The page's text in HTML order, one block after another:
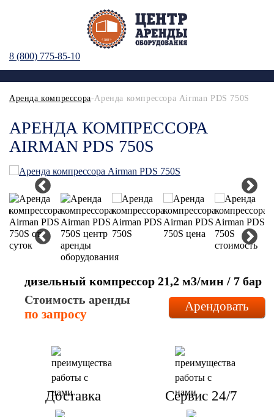
8 (800) 775-85-10
Аренда компрессора-Аренда компрессора Airman PDS 750S
АРЕНДА КОМПРЕССОРА
AIRMAN PDS 750S
дизельный компрессор 21,2 м3/мин / 7 бар
Стоимость аренды
по запросу
Арендовать
Доставка Сервис 24/7